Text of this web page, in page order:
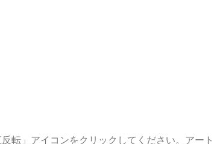
転」アイコンをクリックしてください。アート